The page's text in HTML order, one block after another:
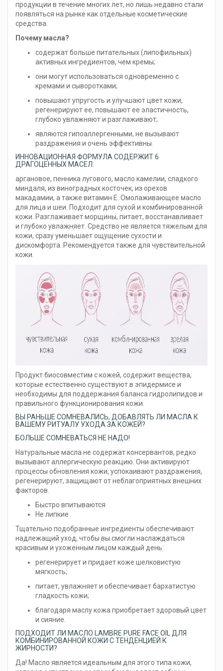
продукции в течение многих лет, но лишь недавно стали
появляться на рынке как отдельные косметические
средства.
Почему масла?
содержат больше питательных (липофильных)
активных ингредиентов, чем кремы;
они могут использоваться одновременно с
кремами и сыворотками;
повышают упругость и улучшают цвет кожи,
регенерируют ее, повышают ее эластичность,
глубоко увлажняют и разглаживают;
являются гипоаллергенными, не вызывают
раздражения и очень эффективны.
ИННОВАЦИОННАЯ ФОРМУЛА СОДЕРЖИТ 6
ДРАГОЦЕННЫХ МАСЕЛ:
аргановое, пенника лугового, масло камелии, сладкого
миндаля, из виноградных косточек, из орехов
макадамии, а также витамин Е. Омолаживающее масло
для лица и шеи. Подходит для сухой и комбинированной
кожи. Разглаживает морщины, питает, восстанавливает
и глубоко увлажняет. Средство не является тяжелым для
кожи, сразу уменьшает ощущение сухости и
дискомфорта. Рекомендуется также для чувствительной
кожи.
Продукт биосовместим с кожей, содержит вещества,
которые естественно существуют в эпидермисе и
необходимы для поддержания баланса гидролипидов и
правильного функционирования кожи.
ВЫ РАНЬШЕ СОМНЕВАЛИСЬ, ДОБАВЛЯТЬ ЛИ МАСЛА К
ВАШЕМУ РИТУАЛУ УХОДА ЗА КОЖЕЙ?
БОЛЬШЕ СОМНЕВАТЬСЯ НЕ НАДО!
Натуральные масла не содержат консервантов, редко
вызывают аллергическую реакцию. Они активируют
процессы обновления кожи, успокаивают раздражения,
регенерируют, защищают от неблагоприятных внешних
факторов.
Быстро впитываются
Не липкие
Тщательно подобранные ингредиенты обеспечивают
надлежащий уход, чтобы вы смогли наслаждаться
красивым и ухоженным лицом каждый день:
регенерирует и придает коже шелковистую
мягкость;
питает, увлажняет и обеспечивает бархатистую
гладкость кожи;
благодаря маслу кожа приобретает здоровый цвет
и сияние.
ПОДХОДИТ ЛИ МАСЛО LAMBRE PURE FACE OIL ДЛЯ
КОМБИНИРОВАННОЙ КОЖИ С ТЕНДЕНЦИЕЙ К
ЖИРНОСТИ?
Да! Масло является идеальным для этого типа кожи,